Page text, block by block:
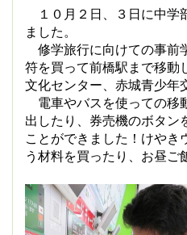
１０月２日、３日に中学
ました。
修学旅行に向けての事前
符を買って前橋駅まで移動
文化センター、赤城青少年
電車やバスを使っての移
出したり、券売機のボタン
ことができました！けやき
う材料を買ったり、お昼ご